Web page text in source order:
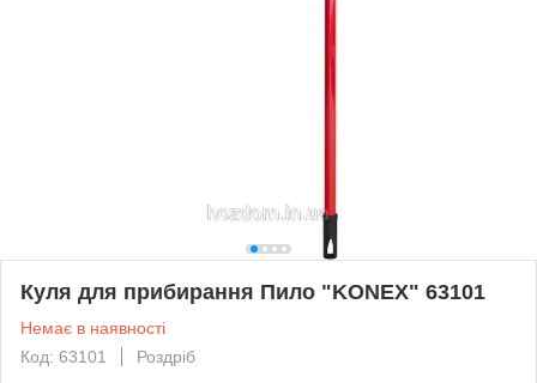
Куля для прибирання Пило "KONEX" 63101
Немає в наявності
Код: 63101
Роздріб